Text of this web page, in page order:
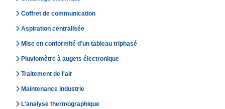
Coffret de communication
Aspiration centralisée
Mise en conformité d’un tableau triphasé
Pluviomètre à augets électronique
Traitement de l'air
Maintenance industrie
L'analyse thermographique